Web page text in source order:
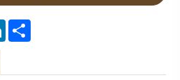
LinkedIn